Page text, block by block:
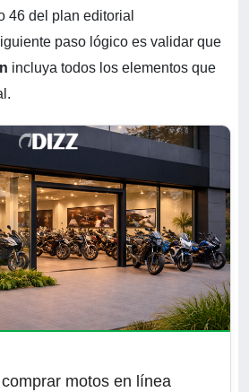
46 del plan editorial
paso lógico es validar que
incluya todos los elementos que
motos en línea